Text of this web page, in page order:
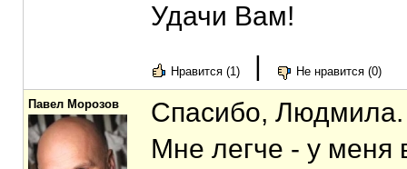
Удачи Вам!
Нравится (1) Не нравится (0)
Павел Морозов
Спасибо, Людмила.
Мне легче - у меня